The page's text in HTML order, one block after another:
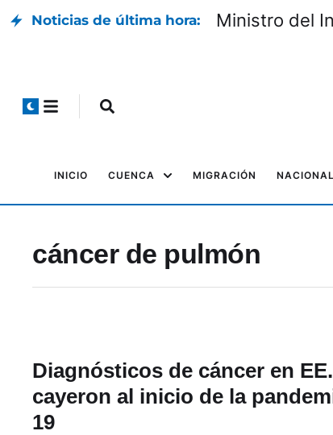
Noticias de última hora: Ministro del
INICIO CUENCA MIGRACIÓN NACIONAL
cáncer de pulmón
Diagnósticos de cáncer en
cayeron al inicio de la
19